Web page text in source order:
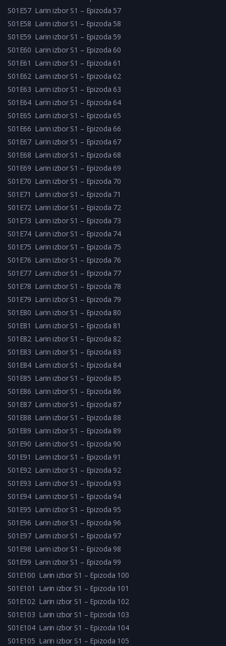
S01E57 Larin izbor S1 – Epizoda 57
S01E58 Larin izbor S1 – Epizoda 58
S01E59 Larin izbor S1 – Epizoda 59
S01E60 Larin izbor S1 – Epizoda 60
S01E61 Larin izbor S1 – Epizoda 61
S01E62 Larin izbor S1 – Epizoda 62
S01E63 Larin izbor S1 – Epizoda 63
S01E64 Larin izbor S1 – Epizoda 64
S01E65 Larin izbor S1 – Epizoda 65
S01E66 Larin izbor S1 – Epizoda 66
S01E67 Larin izbor S1 – Epizoda 67
S01E68 Larin izbor S1 – Epizoda 68
S01E69 Larin izbor S1 – Epizoda 69
S01E70 Larin izbor S1 – Epizoda 70
S01E71 Larin izbor S1 – Epizoda 71
S01E72 Larin izbor S1 – Epizoda 72
S01E73 Larin izbor S1 – Epizoda 73
S01E74 Larin izbor S1 – Epizoda 74
S01E75 Larin izbor S1 – Epizoda 75
S01E76 Larin izbor S1 – Epizoda 76
S01E77 Larin izbor S1 – Epizoda 77
S01E78 Larin izbor S1 – Epizoda 78
S01E79 Larin izbor S1 – Epizoda 79
S01E80 Larin izbor S1 – Epizoda 80
S01E81 Larin izbor S1 – Epizoda 81
S01E82 Larin izbor S1 – Epizoda 82
S01E83 Larin izbor S1 – Epizoda 83
S01E84 Larin izbor S1 – Epizoda 84
S01E85 Larin izbor S1 – Epizoda 85
S01E86 Larin izbor S1 – Epizoda 86
S01E87 Larin izbor S1 – Epizoda 87
S01E88 Larin izbor S1 – Epizoda 88
S01E89 Larin izbor S1 – Epizoda 89
S01E90 Larin izbor S1 – Epizoda 90
S01E91 Larin izbor S1 – Epizoda 91
S01E92 Larin izbor S1 – Epizoda 92
S01E93 Larin izbor S1 – Epizoda 93
S01E94 Larin izbor S1 – Epizoda 94
S01E95 Larin izbor S1 – Epizoda 95
S01E96 Larin izbor S1 – Epizoda 96
S01E97 Larin izbor S1 – Epizoda 97
S01E98 Larin izbor S1 – Epizoda 98
S01E99 Larin izbor S1 – Epizoda 99
S01E100 Larin izbor S1 – Epizoda 100
S01E101 Larin izbor S1 – Epizoda 101
S01E102 Larin izbor S1 – Epizoda 102
S01E103 Larin izbor S1 – Epizoda 103
S01E104 Larin izbor S1 – Epizoda 104
S01E105 Larin izbor S1 – Epizoda 105